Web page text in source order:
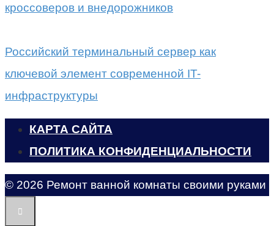
кроссоверов и внедорожников
Российский терминальный сервер как
ключевой элемент современной IT-
инфраструктуры
КАРТА САЙТА
ПОЛИТИКА КОНФИДЕНЦИАЛЬНОСТИ
© 2026 Ремонт ванной комнаты своими руками